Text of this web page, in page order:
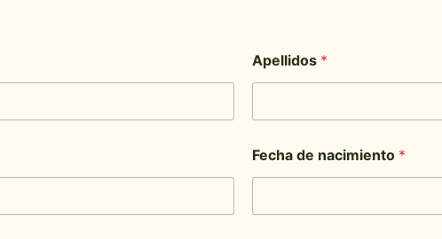
Apellidos *
Fecha de nacimiento *